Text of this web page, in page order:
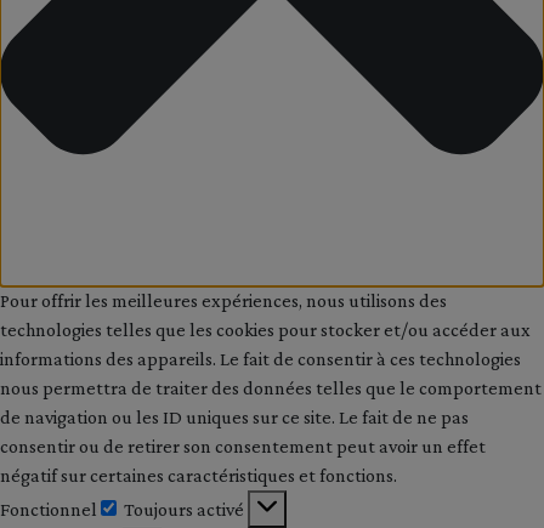
Pour offrir les meilleures expériences, nous utilisons des
technologies telles que les cookies pour stocker et/ou accéder aux
informations des appareils. Le fait de consentir à ces technologies
nous permettra de traiter des données telles que le comportement
de navigation ou les ID uniques sur ce site. Le fait de ne pas
consentir ou de retirer son consentement peut avoir un effet
négatif sur certaines caractéristiques et fonctions.
Fonctionnel
Fonctionnel
Toujours activé